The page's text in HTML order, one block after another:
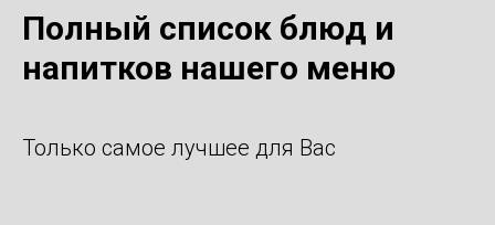
Полный список блюд и
напитков нашего меню
Только самое лучшее для Вас